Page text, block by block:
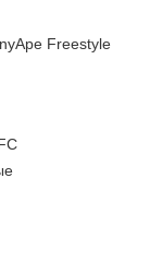
Freestyle